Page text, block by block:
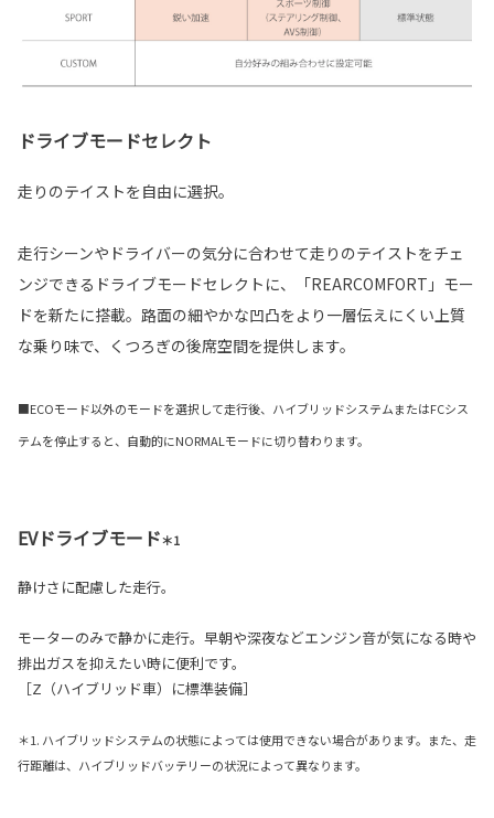
ドライブモードセレクト
走りのテイストを自由に選択。
走行シーンやドライバーの気分に合わせて走りのテイストをチェ
ンジできるドライブモードセレクトに、「REARCOMFORT」モー
ドを新たに搭載。路面の細やかな凹凸をより一層伝えにくい上質
な乗り味で、くつろぎの後席空間を提供します。
■ECOモード以外のモードを選択して走行後、ハイブリッドシステムまたはFCシス
テムを停止すると、自動的にNORMALモードに切り替わります。
EVドライブモード＊1
静けさに配慮した走行。
モーターのみで静かに走行。早朝や深夜などエンジン音が気になる時や
排出ガスを抑えたい時に便利です。
［Z（ハイブリッド車）に標準装備］
＊1. ハイブリッドシステムの状態によっては使用できない場合があります。また、走
行距離は、ハイブリッドバッテリーの状況によって異なります。